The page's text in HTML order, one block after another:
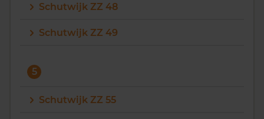
Schutwijk ZZ 48
Schutwijk ZZ 49
5
Schutwijk ZZ 55